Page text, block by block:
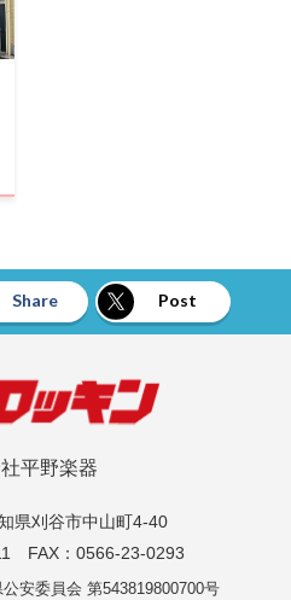
Share Post
平野楽器
県刈谷市中山町4-40
FAX：0566-23-0293
安委員会 第543819800700号